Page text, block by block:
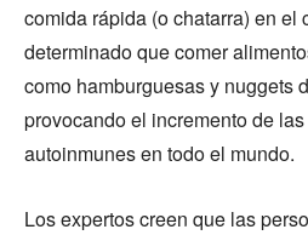
comida rápida (o chatarra) en el
determinado que comer
como hamburguesas y nuggets
provocando el incremento de
autoinmunes en todo el mundo.
Los expertos creen que las